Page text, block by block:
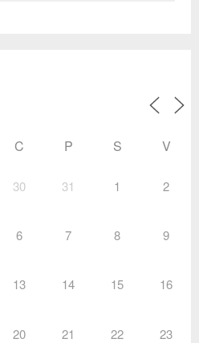
C P S V
30 31 1 2
6 7 8 9
13 14 15 16
20 21 22 23